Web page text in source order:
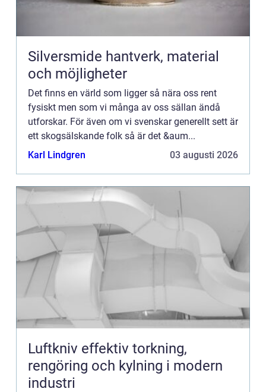
Silversmide hantverk, material
och möjligheter
Det finns en värld som ligger så nära oss rent
fysiskt men som vi många av oss sällan ändå
utforskar. För även om vi svenskar generellt sett är
ett skogsälskande folk så är det &aum...
Karl Lindgren
03 augusti 2026
Luftkniv effektiv torkning,
rengöring och kylning i modern
industri